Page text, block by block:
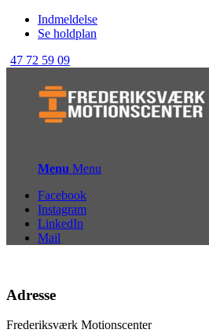
Indmeldelse
Se holdplan
47 72 59 09
Menu Menu
Facebook
Instagram
LinkedIn
Mail
Adresse
Frederiksværk Motionscenter